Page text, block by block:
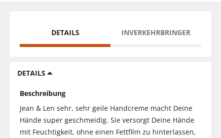
DETAILS INVERKEHRBRINGER
DETAILS
Beschreibung
Jean & Len sehr, sehr geile Handcreme macht Deine
Hände super geschmeidig. Sie versorgt Deine Hände
mit Feuchtigkeit, ohne einen Fettfilm zu hinterlassen,